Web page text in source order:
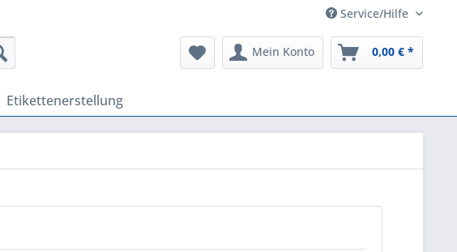
Service/Hilfe
Mein Konto 0,00 € *
Etikettenerstellung